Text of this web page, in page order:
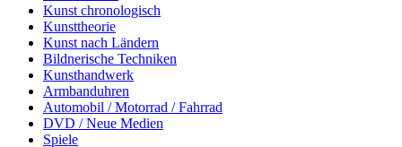
Kunst chronologisch
Kunsttheorie
Kunst nach Ländern
Bildnerische Techniken
Kunsthandwerk
Armbanduhren
Automobil / Motorrad / Fahrrad
DVD / Neue Medien
Spiele